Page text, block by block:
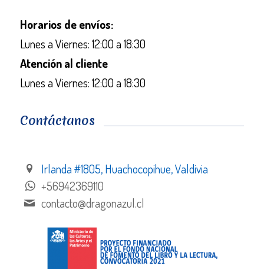
Horarios de envíos:
Lunes a Viernes: 12:00 a 18:30
Atención al cliente
Lunes a Viernes: 12:00 a 18:30
Contáctanos
Irlanda #1805, Huachocopihue, Valdivia
+56942369110
contacto@dragonazul.cl